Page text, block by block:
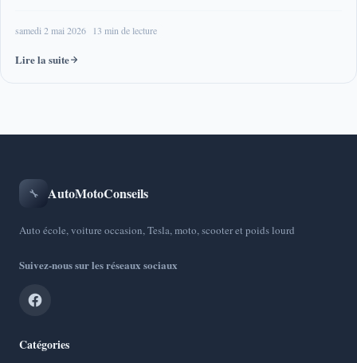
samedi 2 mai 2026 13 min de lecture
Lire la suite
🔧 AutoMotoConseils
Auto école, voiture occasion, Tesla, moto, scooter et poids lourd
Suivez-nous sur les réseaux sociaux
Catégories